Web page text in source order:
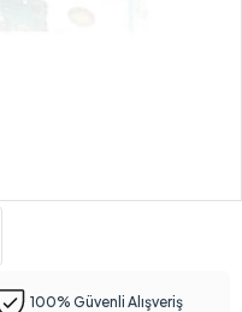
100% Güvenli Alışveriş